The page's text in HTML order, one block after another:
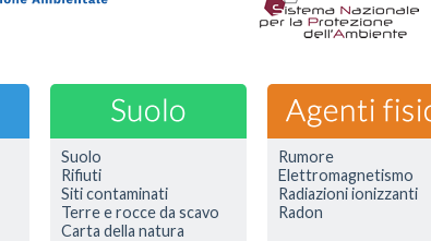
Suolo
Rifiuti
Siti contaminati
Terre e rocce da scavo
Carta della natura
Rumore
Elettromagnetismo
Radiazioni ionizzanti
Radon